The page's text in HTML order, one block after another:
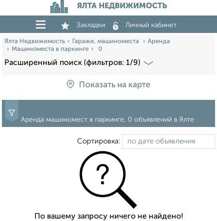
ЯЛТА НЕДВИЖИМОСТЬ
Закладки Личный кабинет
Ялта Недвижимость Гаражи, машиноместа
Аренда
Машиноместа в паркинге
0
Расширенный поиск (фильтров: 1/9)
Показать на карте
Аренда машиномест в паркинге, 0 объявлений в Ялте
Сортировка:
По вашему запросу ничего не найдено!